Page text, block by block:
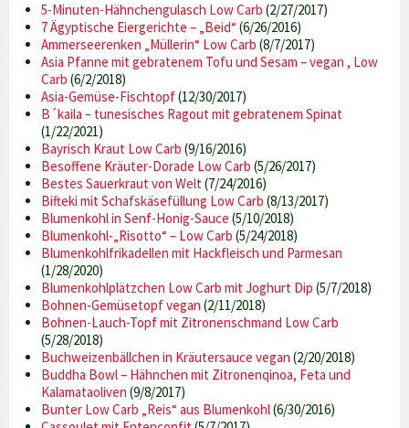
5-Minuten-Hähnchengulasch Low Carb (2/27/2017)
7 Ägyptische Eiergerichte – „Beid“ (6/26/2016)
Ammerseerenken „Müllerin“ Low Carb (8/7/2017)
Asia Pfanne mit gebratenem Tofu und Sesam – vegan , Low
Carb (6/2/2018)
Asia-Gemüse-Fischtopf(12/30/2017)
B´kaila – tunesisches Ragout mit gebratenem Spinat
(1/22/2021)
Bayrisch Kraut Low Carb (9/16/2016)
Besoffene Kräuter-Dorade Low Carb (5/26/2017)
Bestes Sauerkraut von Welt(7/24/2016)
Bifteki mit Schafskäsefüllung Low Carb (8/13/2017)
Blumenkohl in Senf-Honig-Sauce (5/10/2018)
Blumenkohl-„Risotto“ – Low Carb (5/24/2018)
Blumenkohlfrikadellen mit Hackfleisch und Parmesan
(1/28/2020)
Blumenkohlplätzchen Low Carb mit Joghurt Dip (5/7/2018)
Bohnen-Gemüsetopf vegan (2/11/2018)
Bohnen-Lauch-Topf mit Zitronenschmand Low Carb
(5/28/2018)
Buchweizenbällchen in Kräutersauce vegan (2/20/2018)
Buddha Bowl – Hähnchen mit Zitronenqinoa, Feta und
Kalamataoliven (9/8/2017)
Bunter Low Carb „Reis“ aus Blumenkohl(6/30/2016)